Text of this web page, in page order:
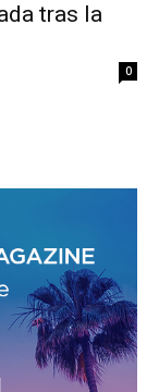
tras la
0